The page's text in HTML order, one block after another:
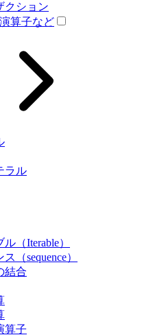
クション
算子など
ラル
（Iterable）
（sequence）
結合
算子